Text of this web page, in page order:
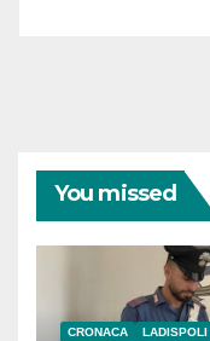
You missed
CRONACA LADISPOLI